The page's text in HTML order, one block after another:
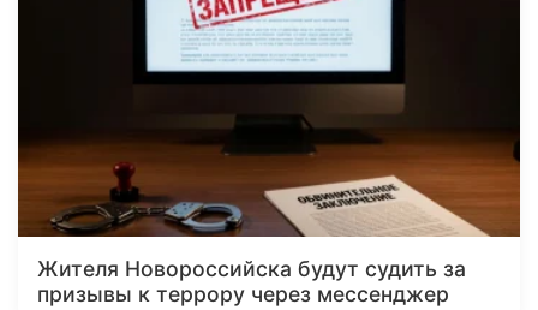
Жителя Новороссийска будут судить за
призывы к террору через мессенджер